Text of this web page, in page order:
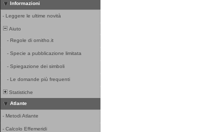
Informazioni
- Leggere le ultime novità
Aiuto
- Regole di ornitho.it
- Specie a pubblicazione limitata
- Spiegazione dei simboli
- Le domande più frequenti
Statistiche
Atlante
- Metodi Atlante
- Calcolo Effemeridi